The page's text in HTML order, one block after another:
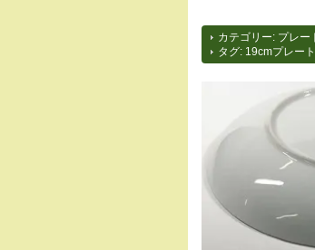
カテゴリー: プレー
タグ: 19cmプレート